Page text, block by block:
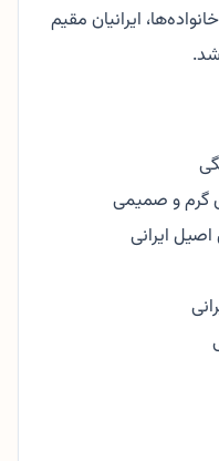
ایرانیان مقیم
گرم و صمیمی
ایرانی